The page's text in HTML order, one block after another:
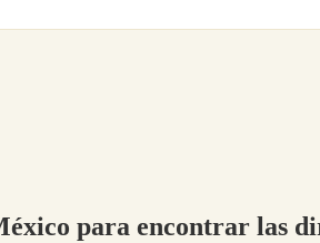
para encontrar las